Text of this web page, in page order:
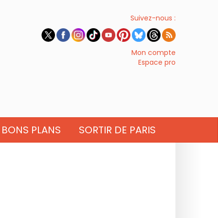
Suivez-nous :
Mon compte
Espace pro
BONS PLANS SORTIR DE PARIS